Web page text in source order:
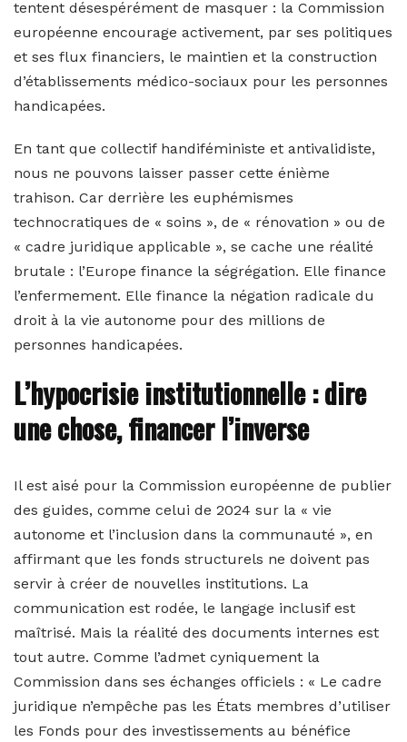
tentent désespérément de masquer : la Commission
européenne encourage activement, par ses politiques
et ses flux financiers, le maintien et la construction
d’établissements médico-sociaux pour les personnes
handicapées.
En tant que collectif handiféministe et antivalidiste,
nous ne pouvons laisser passer cette énième
trahison. Car derrière les euphémismes
technocratiques de « soins », de « rénovation » ou de
« cadre juridique applicable », se cache une réalité
brutale : l’Europe finance la ségrégation. Elle finance
l’enfermement. Elle finance la négation radicale du
droit à la vie autonome pour des millions de
personnes handicapées.
L’hypocrisie institutionnelle : dire
une chose, financer l’inverse
Il est aisé pour la Commission européenne de publier
des guides, comme celui de 2024 sur la « vie
autonome et l’inclusion dans la communauté », en
affirmant que les fonds structurels ne doivent pas
servir à créer de nouvelles institutions. La
communication est rodée, le langage inclusif est
maîtrisé. Mais la réalité des documents internes est
tout autre. Comme l’admet cyniquement la
Commission dans ses échanges officiels : « Le cadre
juridique n’empêche pas les États membres d’utiliser
les Fonds pour des investissements au bénéfice